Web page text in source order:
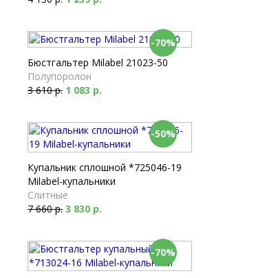
-70%
Бюстгальтер Milabel 21023-50
Полупоролон
3 610 р. 1 083 р.
-50%
Купальник сплошной *725046-19
Milabel-купальники
Слитные
7 660 р. 3 830 р.
-70%